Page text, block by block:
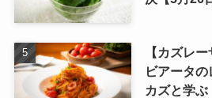
【カズレ
ビアータの
カズと学ぶ